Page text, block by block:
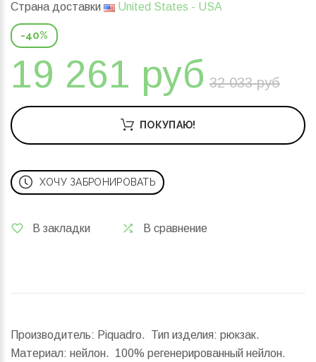
Страна доставки United States - USA
-40%
19 261 руб 32 033 руб
ПОКУПАЮ!
ХОЧУ ЗАБРОНИРОВАТЬ
В закладки В сравнение
Производитель: Piquadro. Тип изделия: рюкзак.
Материал: нейлон. 100% регенерированный нейлон.